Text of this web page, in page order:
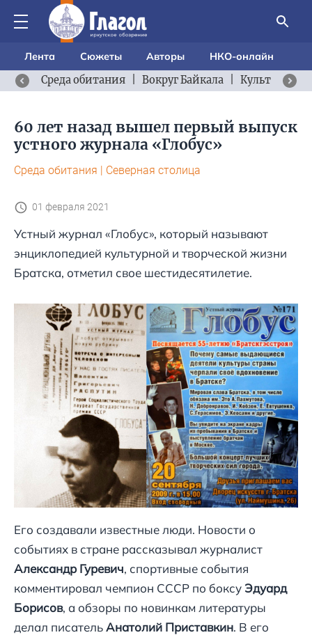
Лента Сюжеты Авторы
НКО-онлайн
Среда обитания
Вокруг Байкала Культурный
60 лет назад вышел первый выпуск
устного журнала «Глобус»
Среда обитания | Северная столица
01 февраля 2021
Устный журнал «Глобус», который называют
энциклопедией культурной и творческой жизни
Братска, отметил свое шестидесятилетие.
Его создавали известные люди. Новости о
событиях в стране рассказывал журналист
Александр Гуревич, спортивные события
комментировал чемпион СССР по боксу Эдуард
Борисов, а обзоры по новинкам литературы
делал писательАнатолий Приставкин. В его